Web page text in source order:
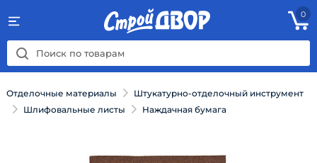
0
Отделочные материалы
Штукатурно-отделочный инструмент
Шлифовальные листы
Наждачная бумага